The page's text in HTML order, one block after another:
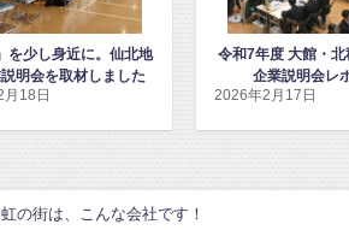
令和7年度 大館・北秋田地区の
企業説明会レポート
年2月17日
「令和7年度
ポートセミナ
の街は、こんな会社です！